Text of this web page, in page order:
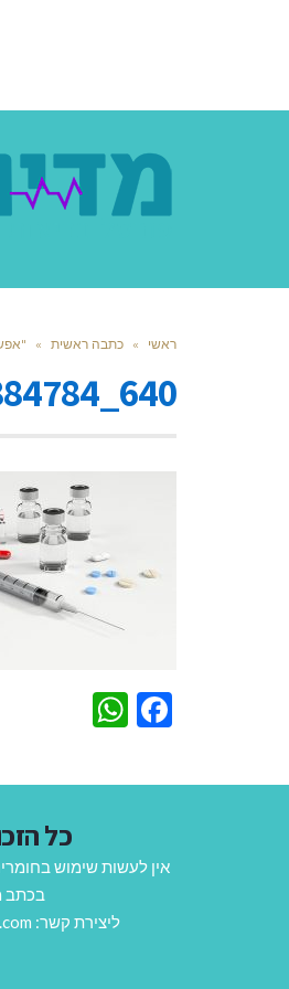
ראשי » כתבה ראשית »
Facebook
כל
אין לעשות שימוש
בכתב
ליצירת קשר: Avihai.ZoomAt@gmail.com